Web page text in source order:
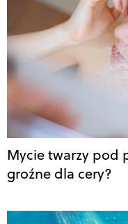
Mycie twarzy pod
groźne dla cery?